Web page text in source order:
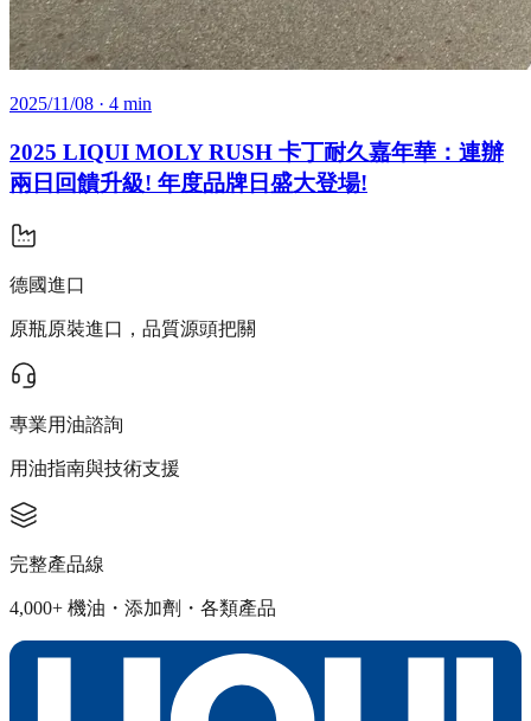
2025/11/08 · 4 min
2025 LIQUI MOLY RUSH 卡丁耐久嘉年華：連辦
兩日回饋升級! 年度品牌日盛大登場!
德國進口
原瓶原裝進口，品質源頭把關
專業用油諮詢
用油指南與技術支援
完整產品線
4,000+ 機油・添加劑・各類產品